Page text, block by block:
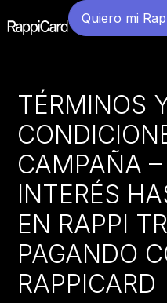
Quiero mi
TÉRMINOS
CAMPAÑA
INTERÉS
EN RAPPI
PAGANDO
RAPPICARD